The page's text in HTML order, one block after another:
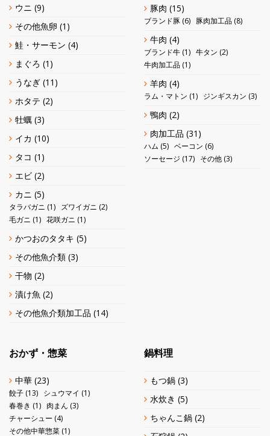
ウニ (9)
その他魚卵 (1)
鮭・サーモン (4)
まぐろ (1)
うなぎ (11)
ホタテ (2)
牡蠣 (3)
イカ (10)
タコ (1)
エビ (2)
カニ (5)
タラバガニ (1) ズワイガニ (2)
毛ガニ (1) 花咲ガニ (1)
かつおのタタキ (5)
その他魚介類 (3)
干物 (2)
漬け魚 (2)
その他魚介類加工品 (14)
豚肉 (15)
ブランド豚 (6) 豚肉加工品 (8)
牛肉 (4)
ブランド牛 (1) 牛タン (2)
牛肉加工品 (1)
羊肉 (4)
ラム・マトン (1) ジンギスカン (3)
鴨肉 (2)
肉加工品 (31)
ハム (5) ベーコン (6)
ソーセージ (17) その他 (3)
おかず・惣菜
中華 (23)
餃子 (13) シュウマイ (1)
春巻き (1) 肉まん (3)
チャーシュー (4)
その他中華惣菜 (1)
鍋料理
もつ鍋 (3)
水炊き (5)
ちゃんこ鍋 (2)